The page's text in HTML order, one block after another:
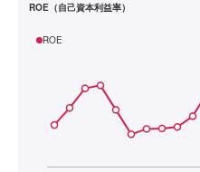
ROE（自己資本利益率）
ROE